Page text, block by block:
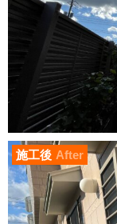
施工後 After